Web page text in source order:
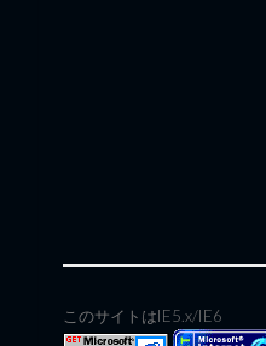
このサイトはIE5.x/IE6